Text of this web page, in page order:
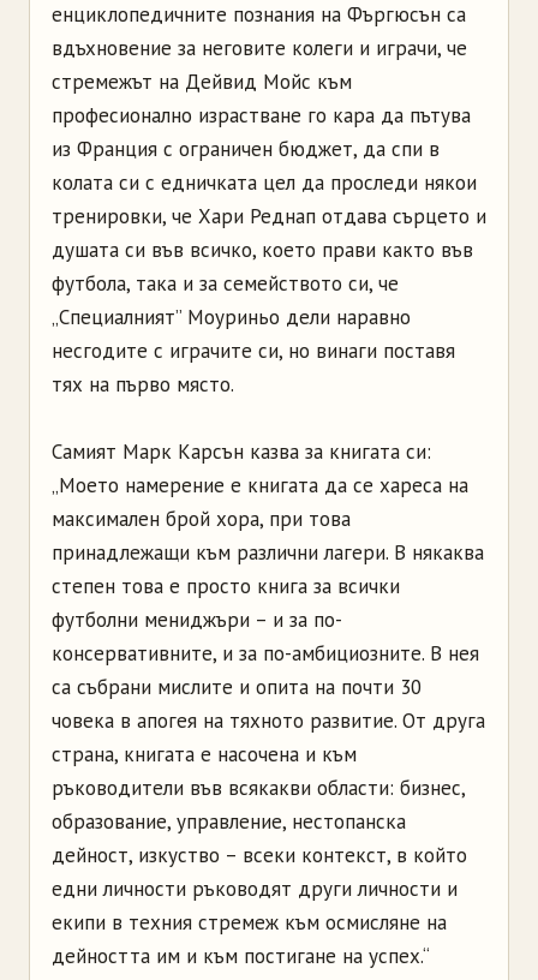
енциклопедичните познания на Фъргюсън са
вдъхновение за неговите колеги и играчи, че
стремежът на Дейвид Мойс към
професионално израстване го кара да пътува
из Франция с ограничен бюджет, да спи в
колата си с едничката цел да проследи някои
тренировки, че Хари Реднап отдава сърцето и
душата си във всичко, което прави както във
футбола, така и за семейството си, че
„Специалният” Моуриньо дели наравно
несгодите с играчите си, но винаги поставя
тях на първо място.
Самият Марк Карсън казва за книгата си:
„Моето намерение е книгата да се хареса на
максимален брой хора, при това
принадлежащи към различни лагери. В някаква
степен това е просто книга за всички
футболни мениджъри – и за по-
консервативните, и за по-амбициозните. В нея
са събрани мислите и опита на почти 30
човека в апогея на тяхното развитие. От друга
страна, книгата е насочена и към
ръководители във всякакви области: бизнес,
образование, управление, нестопанска
дейност, изкуство – всеки контекст, в който
едни личности ръководят други личности и
екипи в техния стремеж към осмисляне на
дейността им и към постигане на успех.“